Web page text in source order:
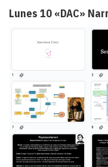
Lunes 10 «DAC»